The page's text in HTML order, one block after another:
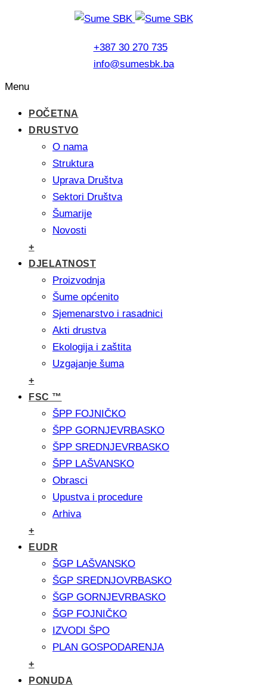
+387 30 270 735
info@sumesbk.ba
Menu
POČETNA
DRUSTVO
O nama
Struktura
Uprava Društva
Sektori Društva
Šumarije
Novosti
+
DJELATNOST
Proizvodnja
Šume općenito
Sjemenarstvo i rasadnici
Akti drustva
Ekologija i zaštita
Uzgajanje šuma
+
FSC ™
ŠPP FOJNIČKO
ŠPP GORNJEVRBASKO
ŠPP SREDNJEVRBASKO
ŠPP LAŠVANSKO
Obrasci
Upustva i procedure
Arhiva
+
EUDR
ŠGP LAŠVANSKO
ŠGP SREDNJOVRBASKO
ŠGP GORNJEVRBASKO
ŠGP FOJNIČKO
IZVODI ŠPO
PLAN GOSPODARENJA
+
PONUDA